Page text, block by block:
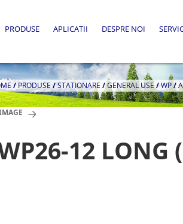
PRODUSE APLICATII DESPRE NOI
/PRODUSE /STATIONARE /GENERAL USE/WP/
12 LONG